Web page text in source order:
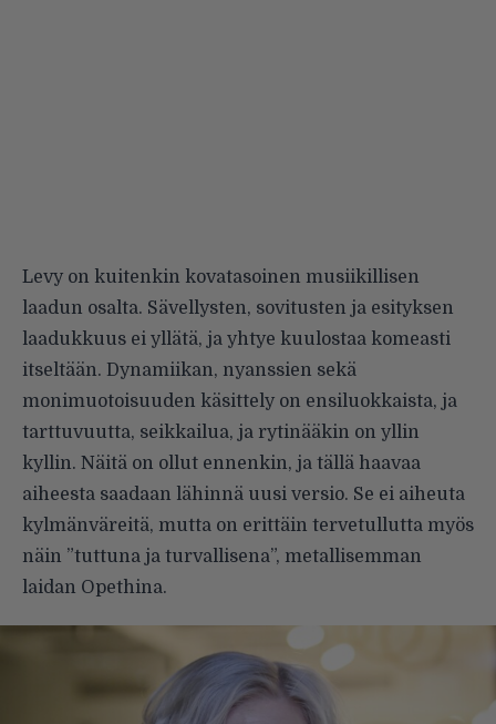
Levy on kuitenkin kovatasoinen musiikillisen
laadun osalta. Sävellysten, sovitusten ja esityksen
laadukkuus ei yllätä, ja yhtye kuulostaa komeasti
itseltään. Dynamiikan, nyanssien sekä
monimuotoisuuden käsittely on ensiluokkaista, ja
tarttuvuutta, seikkailua, ja rytinääkin on yllin
kyllin. Näitä on ollut ennenkin, ja tällä haavaa
aiheesta saadaan lähinnä uusi versio. Se ei aiheuta
kylmänväreitä, mutta on erittäin tervetullutta myös
näin ”tuttuna ja turvallisena”, metallisemman
laidan Opethina.